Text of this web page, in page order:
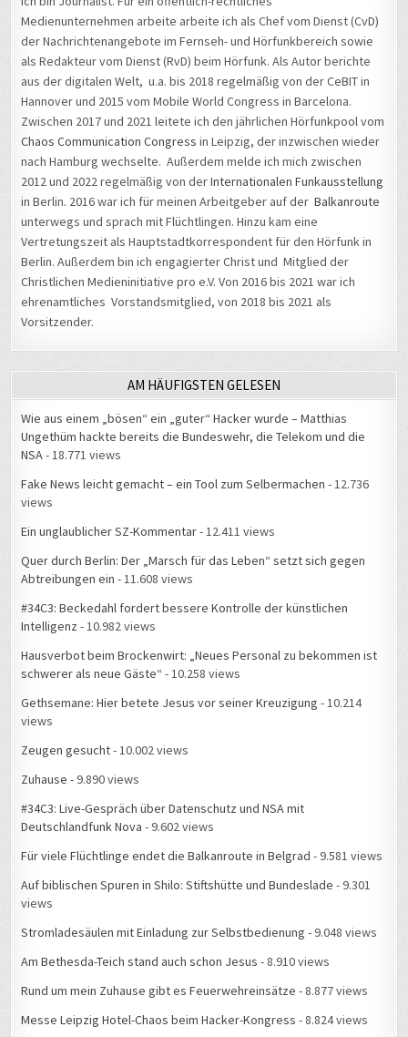
Medienunternehmen arbeite arbeite ich als Chef vom Dienst (CvD)
der Nachrichtenangebote im Fernseh- und Hörfunkbereich sowie
als Redakteur vom Dienst (RvD) beim Hörfunk. Als Autor berichte
aus der digitalen Welt, u.a. bis 2018 regelmäßig von der CeBIT in
Hannover und 2015 vom Mobile World Congress in Barcelona.
Zwischen 2017 und 2021 leitete ich den jährlichen Hörfunkpool vom
Chaos Communication Congress in Leipzig, der inzwischen wieder
nach Hamburg wechselte. Außerdem melde ich mich zwischen
2012 und 2022 regelmäßig von derInternationalen Funkausstellung
in Berlin. 2016 war ich für meinen Arbeitgeber auf derBalkanroute
unterwegs und sprach mit Flüchtlingen. Hinzu kam eine
Vertretungszeit als Hauptstadtkorrespondent für den Hörfunk in
Berlin. Außerdem bin ich engagierter Christ und Mitglied der
Christlichen Medieninitiative pro e.V. Von 2016 bis 2021 war ich
ehrenamtliches Vorstandsmitglied, von 2018 bis 2021 als
Vorsitzender.
AM HÄUFIGSTEN GELESEN
Wie aus einem „bösen“ ein „guter“ Hacker wurde – Matthias
Ungethüm hackte bereits die Bundeswehr, die Telekom und die
NSA- 18.771 views
Fake News leicht gemacht – ein Tool zum Selbermachen - 12.736
views
Ein unglaublicher SZ-Kommentar- 12.411 views
Quer durch Berlin: Der „Marsch für das Leben“ setzt sich gegen
Abtreibungen ein - 11.608 views
#34C3: Beckedahl fordert bessere Kontrolle der künstlichen
Intelligenz - 10.982 views
Hausverbot beim Brockenwirt: „Neues Personal zu bekommen ist
schwerer als neue Gäste“ - 10.258 views
Gethsemane: Hier betete Jesus vor seiner Kreuzigung - 10.214
views
Zeugen gesucht- 10.002 views
Zuhause - 9.890 views
#34C3: Live-Gespräch über Datenschutz und NSA mit
Deutschlandfunk Nova - 9.602 views
Für viele Flüchtlinge endet die Balkanroute in Belgrad - 9.581 views
Auf biblischen Spuren in Shilo: Stiftshütte und Bundeslade - 9.301
views
Stromladesäulen mit Einladung zur Selbstbedienung - 9.048 views
Am Bethesda-Teich stand auch schon Jesus - 8.910 views
Rund um mein Zuhause gibt es Feuerwehreinsätze - 8.877 views
Messe Leipzig Hotel-Chaos beim Hacker-Kongress - 8.824 views